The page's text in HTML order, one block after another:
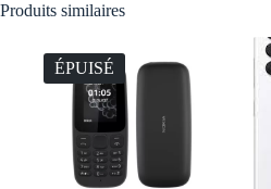
Produits similaires
ÉPUISÉ